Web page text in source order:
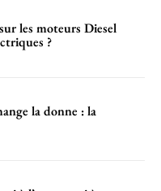
les moteurs Diesel
?
la donne : la